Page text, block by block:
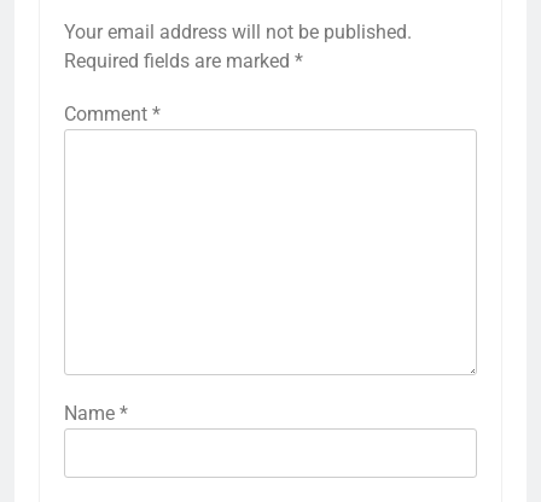
Your email address will not be published.
Required fields are marked *
Comment *
Name *